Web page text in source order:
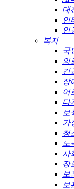
대
인
인
복지
국
의
긴
장
어
다
보
가
청
노
사
장
보
보